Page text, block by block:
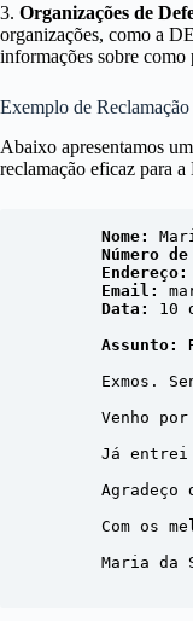
3. Organizações de
organizações, como a
informações sobre como
Exemplo de Reclamação
Abaixo apresentamos
reclamação eficaz para a
Nome:
Número
Endereço:
Email:
Data:
10
Assunto:
Exmos.
Venho
Já
Agradeço
Com os
Maria da